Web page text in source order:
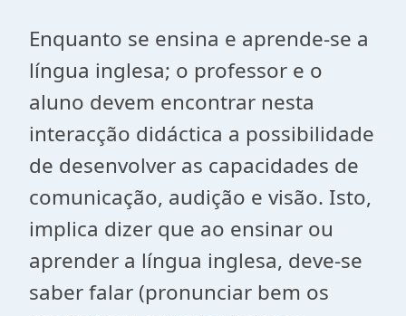
Enquanto se ensina e aprende-se a
língua inglesa; o professor e o
aluno devem encontrar nesta
interacção didáctica a possibilidade
de desenvolver as capacidades de
comunicação, audição e visão. Isto,
implica dizer que ao ensinar ou
aprender a língua inglesa, deve-se
saber falar (pronunciar bem os